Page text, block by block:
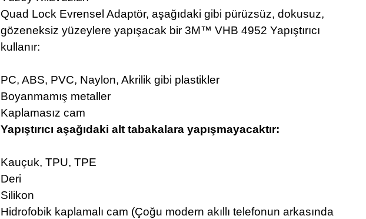
Quad Lock Evrensel Adaptör, aşağıdaki gibi pürüzsüz, dokusuz,
gözeneksiz yüzeylere yapışacak bir 3M™ VHB 4952 Yapıştırıcı
kullanır:
PC, ABS, PVC, Naylon, Akrilik gibi plastikler
Boyanmamış metaller
Kaplamasız cam
Yapıştırıcı aşağıdaki alt tabakalara yapışmayacaktır:
Kauçuk, TPU, TPE
Deri
Silikon
Hidrofobik kaplamalı cam (Çoğu modern akıllı telefonun arkasında